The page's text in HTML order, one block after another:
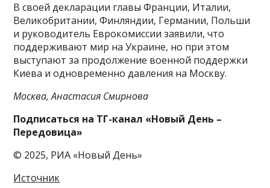
В своей декларации главы Франции, Италии,
Великобритании, Финляндии, Германии, Польши
и руководитель Еврокомиссии заявили, что
поддерживают мир на Украине, но при этом
выступают за продолжение военной поддержки
Киева и одновременно давления на Москву.
Москва, Анастасия Смирнова
Подписаться на ТГ-канал «Новый День –
Передовица»
© 2025, РИА «Новый День»
Источник